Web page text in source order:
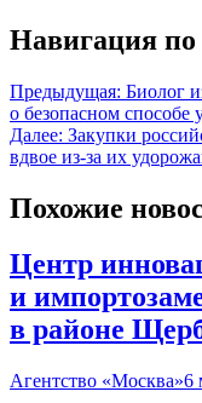
Навигация по
Предыдущая: Биолог
о безопасном способе
Далее: Закупки
вдвое из-за их
Похожие
Центр
и
в районе
Агентство «Москва»6